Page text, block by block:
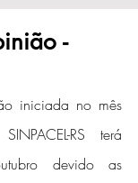
-
iniciada no mês
RS terá
devido as